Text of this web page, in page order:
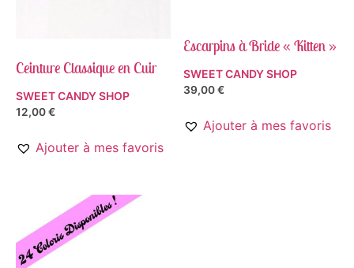
Ceinture Classique en Cuir
SWEET CANDY SHOP
12,00€
Ajouter à mes favoris
Escarpins à Bride « Kitten »
SWEET CANDY SHOP
39,00€
Ajouter à mes favoris